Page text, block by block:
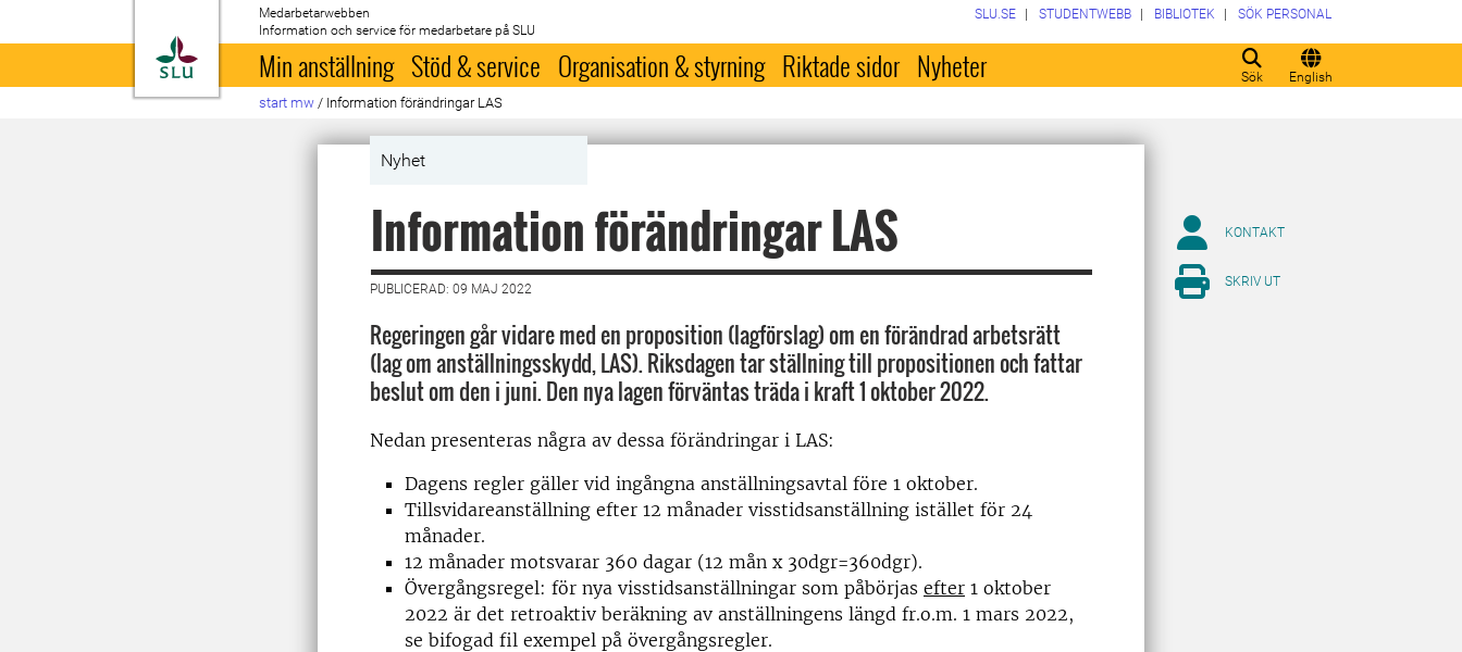
Till startsida
Medarbetarwebben
Information och service för medarbetare på SLU
Sök English
SLU.SE STUDENTWEBB BIBLIOTEK SÖK PERSONAL
Min anställning Stöd & service Organisation & styrning Riktade sidor Nyheter
start mw / Information förändringar LAS
Nyhet
Information förändringar LAS
PUBLICERAD: 09 MAJ 2022
Regeringen går vidare med en proposition (lagförslag) om en förändrad arbetsrätt
(lag om anställningsskydd, LAS). Riksdagen tar ställning till propositionen och fattar
beslut om den i juni. Den nya lagen förväntas träda i kraft 1 oktober 2022.
Nedan presenteras några av dessa förändringar i LAS:
Dagens regler gäller vid ingångna anställningsavtal före 1 oktober.
Tillsvidareanställning efter 12 månader visstidsanställning istället för 24
månader.
12 månader motsvarar 360 dagar (12 mån x 30dgr=360dgr).
Övergångsregel: för nya visstidsanställningar som påbörjas efter 1 oktober
2022 är det retroaktiv beräkning av anställningens längd fr.o.m. 1 mars 2022,
se bifogad fil exempel på övergångsregler.
KONTAKT
SKRIV UT